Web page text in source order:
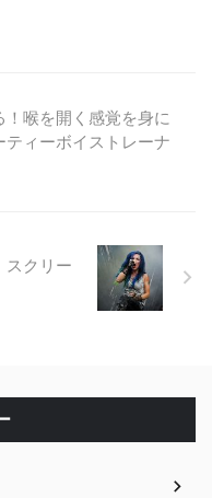
喉を開く感覚を身に
ィーボイストレーナ
クリー